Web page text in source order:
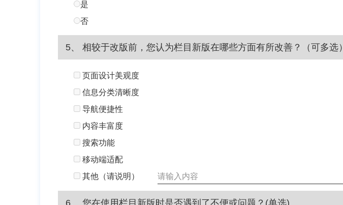
是
否
5、 相较于改版前，您认为栏目新版在哪些方面有所改善？（可多选）
页面设计美观度
信息分类清晰度
导航便捷性
内容丰富度
搜索功能
移动端适配
其他（请说明）